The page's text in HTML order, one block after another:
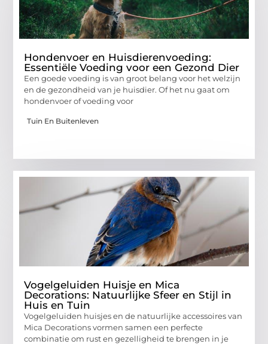
Hondenvoer en Huisdierenvoeding:
Essentiële Voeding voor een Gezond Dier
Een goede voeding is van groot belang voor het welzijn
en de gezondheid van je huisdier. Of het nu gaat om
hondenvoer of voeding voor
Tuin En Buitenleven
Vogelgeluiden Huisje en Mica
Decorations: Natuurlijke Sfeer en Stijl in
Huis en Tuin
Vogelgeluiden huisjes en de natuurlijke accessoires van
Mica Decorations vormen samen een perfecte
combinatie om rust en gezelligheid te brengen in je